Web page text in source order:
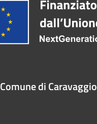
Comune di Caravaggio